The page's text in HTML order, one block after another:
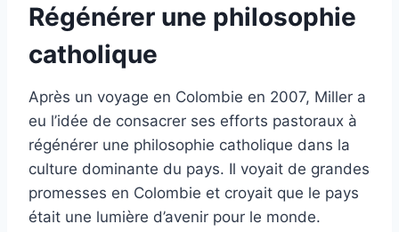
Régénérer une philosophie
catholique
Après un voyage en Colombie en 2007, Miller a
eu l’idée de consacrer ses efforts pastoraux à
régénérer une philosophie catholique dans la
culture dominante du pays. Il voyait de grandes
promesses en Colombie et croyait que le pays
était une lumière d’avenir pour le monde.